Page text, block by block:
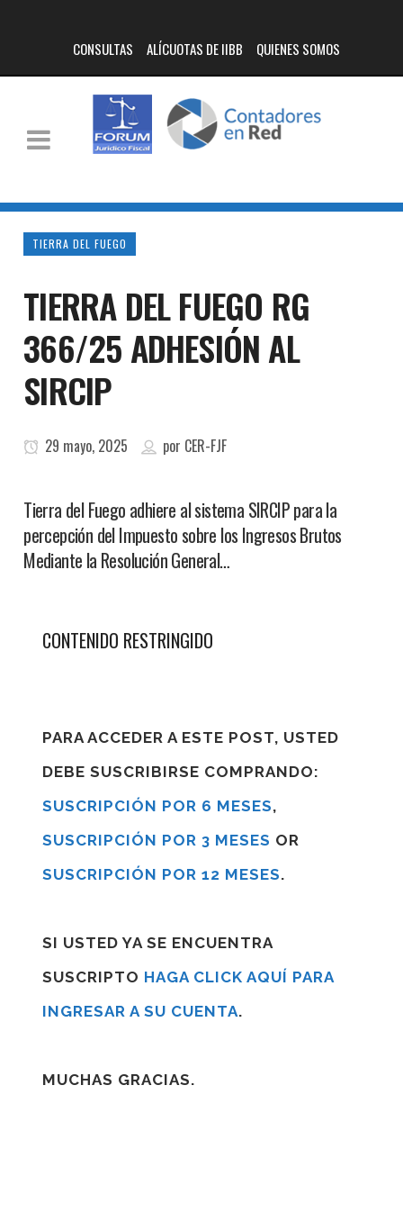
CONSULTAS ALÍCUOTAS DE IIBB QUIENES SOMOS
TIERRA DEL FUEGO
TIERRA DEL FUEGO RG
366/25 ADHESIÓN AL
SIRCIP
29 mayo, 2025 por CER-FJF
Tierra del Fuego adhiere al sistema SIRCIP para la
percepción del Impuesto sobre los Ingresos Brutos
Mediante la Resolución General…
CONTENIDO RESTRINGIDO
PARA ACCEDER A ESTE POST, USTED
DEBE SUSCRIBIRSE COMPRANDO:
SUSCRIPCIÓN POR 6 MESES,
SUSCRIPCIÓN POR 3 MESES OR
SUSCRIPCIÓN POR 12 MESES.
SI USTED YA SE ENCUENTRA
SUSCRIPTO HAGA CLICK AQUÍ PARA
INGRESAR A SU CUENTA.
MUCHAS GRACIAS.